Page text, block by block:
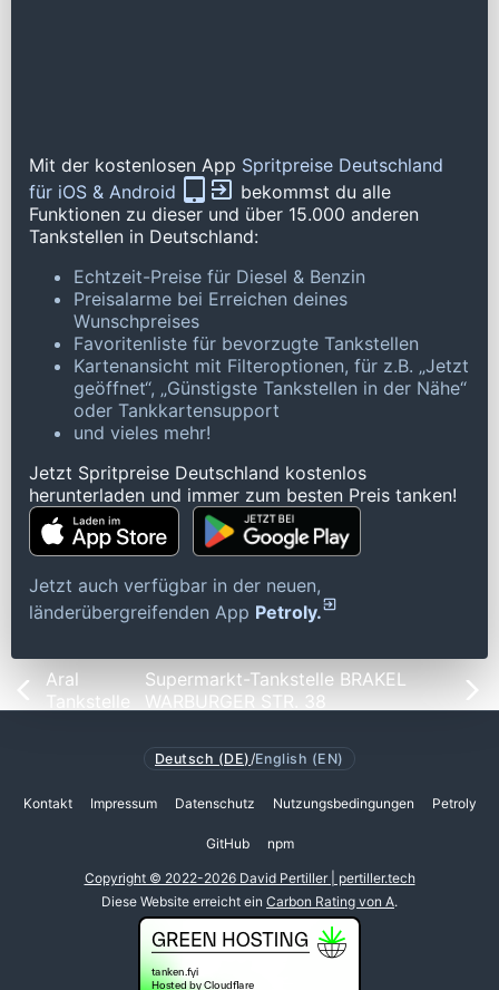
Mit der kostenlosen App Spritpreise Deutschland
für iOS & Android
bekommst du alle
Funktionen zu dieser und über 15.000 anderen
Tankstellen in Deutschland:
Echtzeit-Preise für Diesel & Benzin
Preisalarme bei Erreichen deines
Wunschpreises
Favoritenliste für bevorzugte Tankstellen
Kartenansicht mit Filteroptionen, für z.B. „Jetzt
geöffnet“, „Günstigste Tankstellen in der Nähe“
oder Tankkartensupport
und vieles mehr!
Jetzt Spritpreise Deutschland kostenlos
herunterladen und immer zum besten Preis tanken!
Jetzt auch verfügbar in der neuen,
länderübergreifenden App Petroly.
Aral
Tankstelle
Supermarkt-Tankstelle BRAKEL
WARBURGER STR. 38
Deutsch (DE) /English (EN)
Kontakt Impressum Datenschutz Nutzungsbedingungen Petroly
GitHub npm
Copyright © 2022-2026 David Pertiller | pertiller.tech
Diese Website erreicht ein Carbon Rating von A.